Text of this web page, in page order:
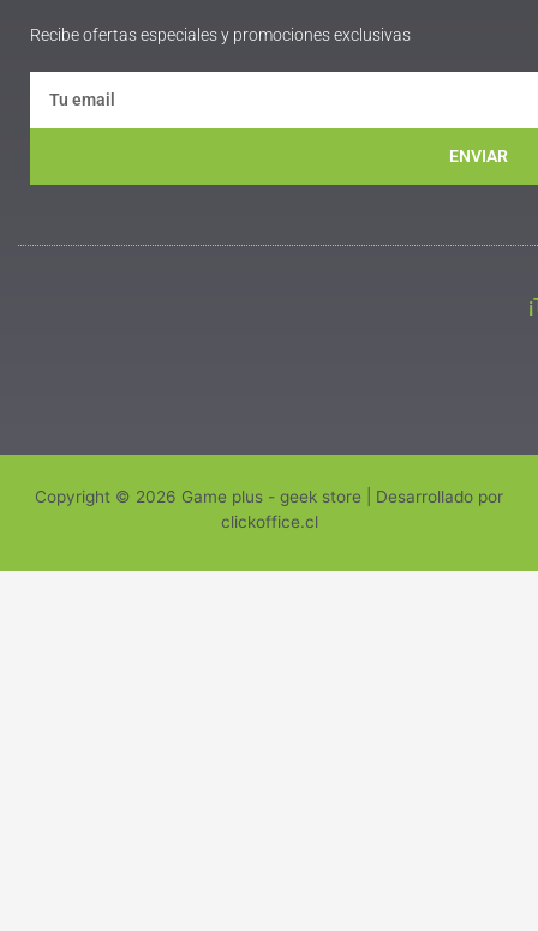
Recibe ofertas especiales y promociones exclusivas
ENVIAR
Copyright © 2026 Game plus - geek store | Desarrollado por
clickoffice.cl